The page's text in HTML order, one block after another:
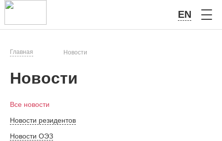
EN
Главная Новости
Новости
Все новости
Новости резидентов
Новости ОЭЗ